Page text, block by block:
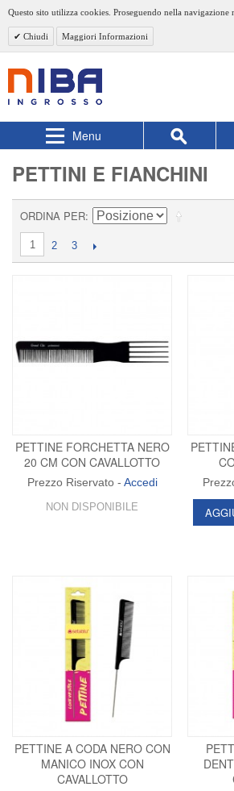
Questo sito utilizza cookies. Proseguendo nella navigazione
Chiudi Maggiori Informazioni
Menu
PETTINI E FIANCHINI
ORDINA PER
1 2 3
PETTINE FORCHETTA NERO
20 CM CON CAVALLOTTO
Prezzo Riservato - Accedi
NON DISPONIBILE
PETTINE A CODA NERO CON
MANICO INOX CON
CAVALLOTTO